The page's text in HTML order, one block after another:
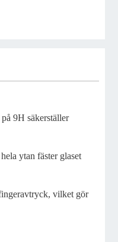
9H säkerställer
ytan fäster glaset
vilket gör